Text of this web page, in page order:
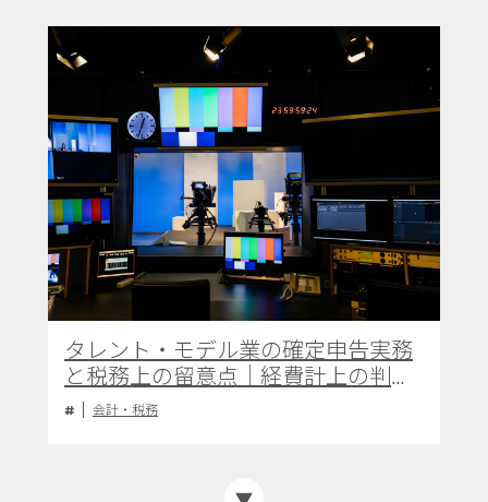
タレント・モデル業の確定申告実務
と税務上の留意点｜経費計上の判断
基準と適正な申告手続き
会計・税務